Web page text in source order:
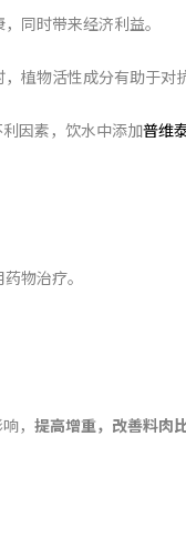
同时带来经济利益。
植物活性成分有助于对
因素，饮水中添加普维
物治疗。
， 提高增重，改善料肉